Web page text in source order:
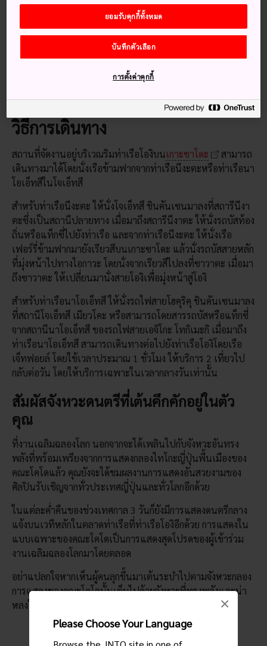
Please Choose Your Language
×
งานแสดงดนตรีหลักคือ “การแสดงสดตลาดท่าเรือ”
ที่สวนสาธารณะริมท่าเรือโองิ
มีการจัดเวิร์คช็อปเต้นระบำและตีกลองไทโกะ การ
การแสดงรองให้ชมโดยไม่เสียค่าใช้จ่าย
วิธีการเดินทาง
สถานที่จัดงานอยู่บริเวณริมท่าเรือโองิบนเกาะซาโดะ
สามารถ
เดินทางมาได้โดยนั่งเรือข้ามฟากจากท่าเรือนีงะตะหรือท่าเรือนา
โอเอ็ทสึในโจเอ็ทสึ
สำหรับท่าเรือนีงะตะ ให้นั่งโจเอ็ทสึ ชินคันเซนมาลงที่สถารีนีงา
ตะซึ่งเป็นสถานีปลายทาง เมื่อมาถึงสถารีนีงาตะ ให้นั่งรถบัสท้อง
ถิ่นหรือแท็กซี่ไปยังท่าเรือ และจากท่าเรือนีงะตะ ให้นั่งเรือ
เฟอร์รี่ข้ามฟากมายังเรียวสึบนเกาะซาโดะ แล้วนั่งรถบัสสายหลัก
ที่มุ่งหน้าไปทางไอกาวะ โดยนั่งจากเรียวสึไปลงที่ซาวาตะ เมื่อมา
ถึงซาวาตะ ให้เปลี่ยนมานั่งสายโองิเพื่อมุ่งหน้าสู่โองิ
สำหรับท่าเรือนาโอเอ็ทสึ ให้นั่งรถไฟสายโฮคุริคุ ชินคันเซนมาลง
ที่สถานีโจเอ็ทสึ เมียวโคะ หรือสามารถโดยสารรถบัสหรือแท็กซี่
จากสถานีนาโอเอ็ทสึ ของรถไฟสายเอจิโกะ โทกิเมะกิ เมื่อมาถึง
ท่าเรือนาโอเอ็ทสึ สามารถเดินทางต่อไปยังท่าเรือโองิโดยเรือ
เจ็ทฟอยล์ โดยใช้เวลาประมาณ 1 ชั่วโมง ให้บริการ 2 เที่ยวไป
กลับต่อวัน โดยให้บริการเฉพาะในเวลากลางวันเท่านั้น
สัมผัสจังหวะดนตรีที่เต้นคึกคักอยู่ในตัว
คุณ
ที่งานเฉลิมฉลองโลก นอกจากจะได้เพลินไปกับจังหวะอันทรง
พลังที่พร้อมเพรียงจากการแสดงกลองไทโกะญี่ปุ่นพื้นเมืองของ
คณะโคโดแล้ว คุณยังจะได้ชมผลงานการแสดงอันสวยงามของ
ศิลปินรับเชิญจากทั่วประเทศญี่ปุ่นและทั่วโลกอีกด้วย
ในแต่ละค่ำคืนของช่วงเทศกาล 3 วันก็ยังมีการแสดงดนตรีกลาง
แจ้งบนเวทีหลักในตลาดท่าเรือที่ท่าเรือโองิอีกด้วย การแสดงใน
แบบเฉพาะของคณะโคโดเป็นการแสดงสุดโปรดของผู้เข้าร่วม
งานเฉลิมฉลองโลกมาโดยตลอด
อย่าแปลกใจหากเห็นผู้คนลุกขึ้นมาเต้นระบำไปตามจังหวะกลอง
การแสดงของคณะโคโดนั้นเต็มไปด้วยจังหวะที่ทรงพลังและน่า
หลงใหล ซึ่งจะดังก้องอยู่ในใจคุณไปอีกนานแสนนาน
ยอมรับคุกกี้ทั้งหมด
บันทึกตัวเลือก
การตั้งค่าคุกกี้